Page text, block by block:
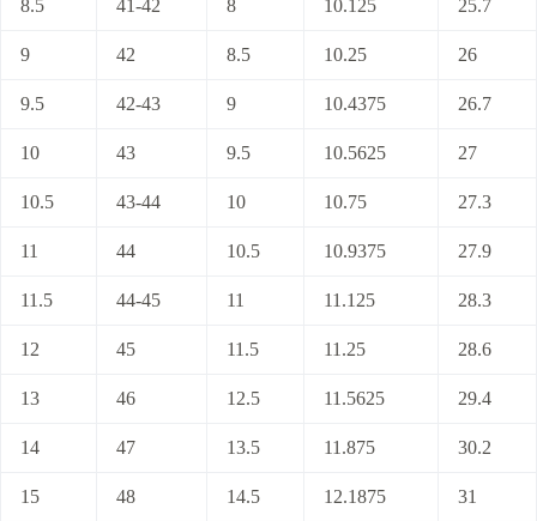
8.5 41-42 8 10.125 25.7
9 42 8.5 10.25 26
9.5 42-43 9 10.4375 26.7
10 43 9.5 10.5625 27
10.5 43-44 10 10.75 27.3
11 44 10.5 10.9375 27.9
11.5 44-45 11 11.125 28.3
12 45 11.5 11.25 28.6
13 46 12.5 11.5625 29.4
14 47 13.5 11.875 30.2
15 48 14.5 12.1875 31